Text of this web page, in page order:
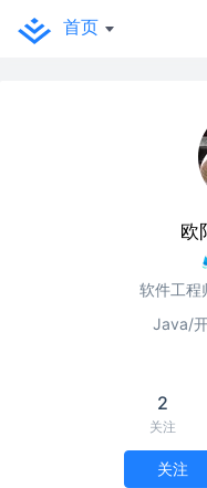
首页
欧
软件工程
Java/
2
关注
关注